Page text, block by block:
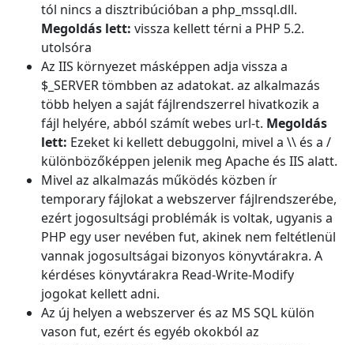
tól nincs a disztribúcióban a php_mssql.dll.
Megoldás lett: vissza kellett térni a PHP 5.2.
utolsóra
Az IIS környezet másképpen adja vissza a
$_SERVER tömbben az adatokat. az alkalmazás
több helyen a saját fájlrendszerrel hivatkozik a
fájl helyére, abból számít webes url-t. Megoldás
lett: Ezeket ki kellett debuggolni, mivel a \\ és a /
különbözőképpen jelenik meg Apache és IIS alatt.
Mivel az alkalmazás működés közben ír
temporary fájlokat a webszerver fájlrendszerébe,
ezért jogosultsági problémák is voltak, ugyanis a
PHP egy user nevében fut, akinek nem feltétlenül
vannak jogosultságai bizonyos könyvtárakra. A
kérdéses könyvtárakra Read-Write-Modify
jogokat kellett adni.
Az új helyen a webszerver és az MS SQL külön
vason fut, ezért és egyéb okokból az